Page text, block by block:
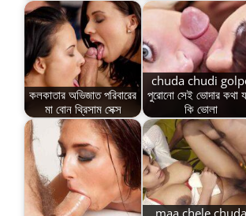
কলকাতার অভিজাত পরিবারের
মা বোন থ্রিসাম সেক্স
chuda chudi
পুরোনো সেই ভোদার কথা
কি ভোলা